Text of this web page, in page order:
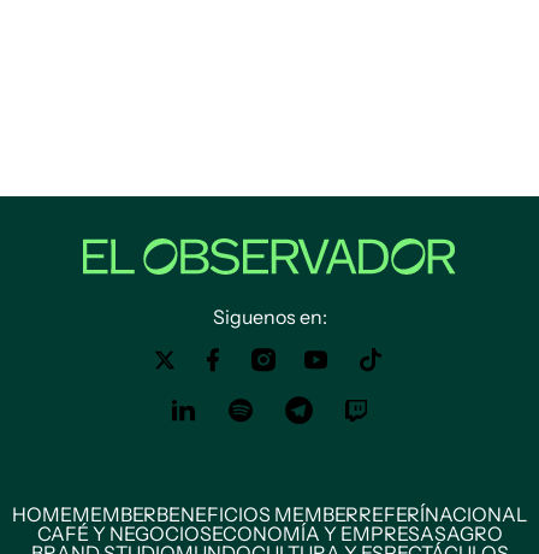
Siguenos en:
HOMEMEMBERBENEFICIOS MEMBERREFERÍNACIONAL
CAFÉ Y NEGOCIOSECONOMÍA Y EMPRESASAGRO